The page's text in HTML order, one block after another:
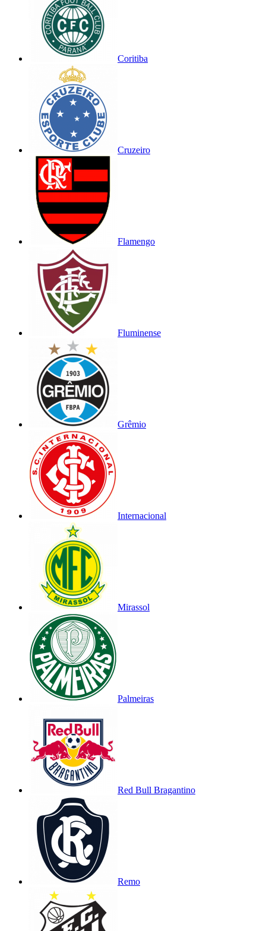
Coritiba
Cruzeiro
Flamengo
Fluminense
Grêmio
Internacional
Mirassol
Palmeiras
Red Bull Bragantino
Remo